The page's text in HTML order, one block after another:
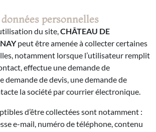
personnelles
du site, CHÂTEAU DE
peut être amenée à collecter certaines
notamment lorsque l’utilisateur remplit
effectue une demande de
demande de devis, une demande de
la société par courrier électronique.
d’être collectées sont notamment :
e-mail, numéro de téléphone, contenu